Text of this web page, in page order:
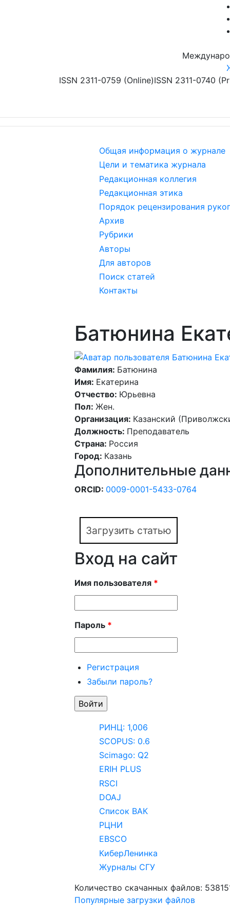
ISSN 2311-0759 (Online)ISSN 2311-0740
Общая информация о журнале
Цели и тематика журнала
Редакционная коллегия
Редакционная этика
Порядок рецензирования
Архив
Рубрики
Авторы
Для авторов
Поиск статей
Контакты
Батюнина
Фамилия: Батюнина
Имя: Екатерина
Отчество: Юрьевна
Пол: Жен.
Организация: Казанский
Должность: Преподаватель
Страна: Россия
Город: Казань
Дополнительные
ORCID: 0009-0001-5433-0764
Загрузить статью
Вход на сайт
Имя пользователя *
Пароль *
Регистрация
Забыли пароль?
РИНЦ: 1,006
SCOPUS: 0.6
Scimago: Q2
ERIH PLUS
RSCI
DOAJ
Список ВАК
РЦНИ
EBSCO
КиберЛенинка
Журналы СГУ
Количество скачанных файлов:
Популярные загрузки файлов